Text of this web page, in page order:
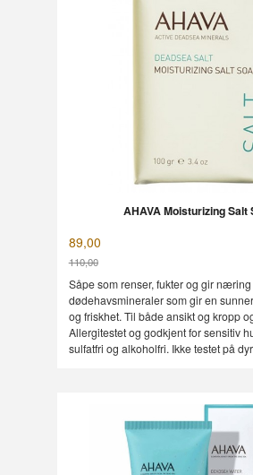
AHAVA Moisturizing Salt
89,00
110,00
Rabatt
Såpe som renser, fukter og gir næring
dødehavsmineraler som gir en
og friskhet. Til både ansikt og kropp
Allergitestet og godkjent for sensitiv
sulfatfri og alkoholfri. Ikke testet på